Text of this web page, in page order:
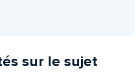
sur le sujet